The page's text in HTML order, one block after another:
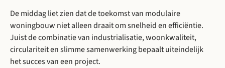
De middag liet zien dat de toekomst van modulaire
woningbouw niet alleen draait om snelheid en efficiëntie.
Juist de combinatie van industrialisatie, woonkwaliteit,
circulariteit en slimme samenwerking bepaalt uiteindelijk
het succes van een project.